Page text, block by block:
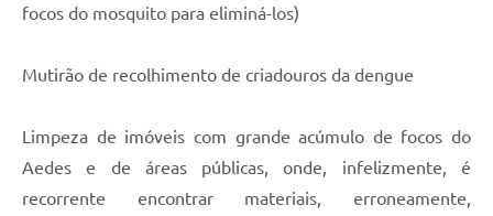
focos do mosquito para eliminá-los)
Mutirão de recolhimento de criadouros da dengue
Limpeza de imóveis com grande acúmulo de focos do
Aedes e de áreas públicas, onde, infelizmente, é
recorrente encontrar materiais, erroneamente,